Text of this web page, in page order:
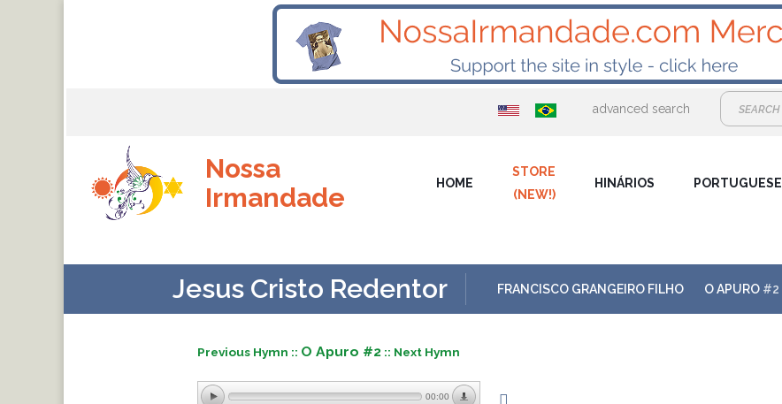
advanced search
Nossa
Irmandade
HOME
STORE
(NEW!)
HINÁRIOS PORTUGUESE
Jesus Cristo Redentor FRANCISCO GRANGEIRO FILHO O APURO #2
Previous Hymn :: O Apuro #2 :: Next Hymn
00:00